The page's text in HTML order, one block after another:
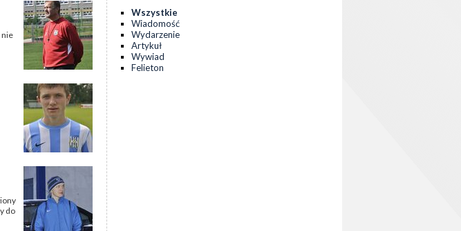
nie
do
Wszystkie
Wiadomość
Wydarzenie
Artykuł
Wywiad
Felieton